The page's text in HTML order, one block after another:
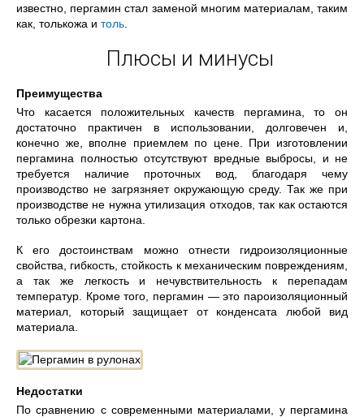
известно, пергамин стал заменой многим материалам, таким
как, толькожа и толь
Плюсы и минусы
Преимущества
Что касается положительных качеств пергамина, то он
достаточно практичен в использовании, долговечен и,
конечно же, вполне приемлем по цене. При изготовлении
пергамина полностью отсутствуют вредные выбросы, и не
требуется наличие проточных вод, благодаря чему
производство не загрязняет окружающую среду. Так же при
производстве не нужна утилизация отходов, так как остаются
только обрезки картона.
К его достоинствам можно отнести гидроизоляционные
свойства, гибкость, стойкость к механическим повреждениям,
а так же легкость и нечувствительность к перепадам
температур. Кроме того, пергамин — это пароизоляционный
материал, который защищает от конденсата любой вид
материала.
Недостатки
По сравнению с современными материалами, у пергамина